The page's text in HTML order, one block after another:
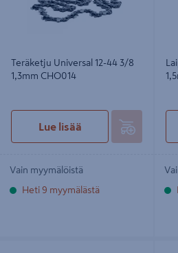
Teräketju Universal 12-44 3/8
1,3mm CHO014
Lue lisää
Vain myymälöistä
Heti 9 myymälästä